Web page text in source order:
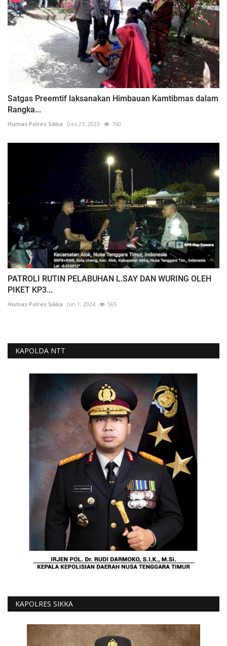
Satgas Preemtif laksanakan Himbauan Kamtibmas dalam
Rangka...
Humas Polres Sikka Des 23, 2023 760
PATROLI RUTIN PELABUHAN L.SAY DAN WURING OLEH
PIKET KP3...
Humas Polres Sikka Jun 1, 2024 565
KAPOLDA NTT
KAPOLRES SIKKA